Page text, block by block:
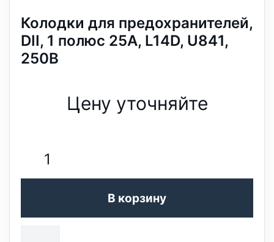
Колодки для предохранителей,
DII, 1 полюс 25A, L14D, U841,
250В
Цену уточняйте
В корзину